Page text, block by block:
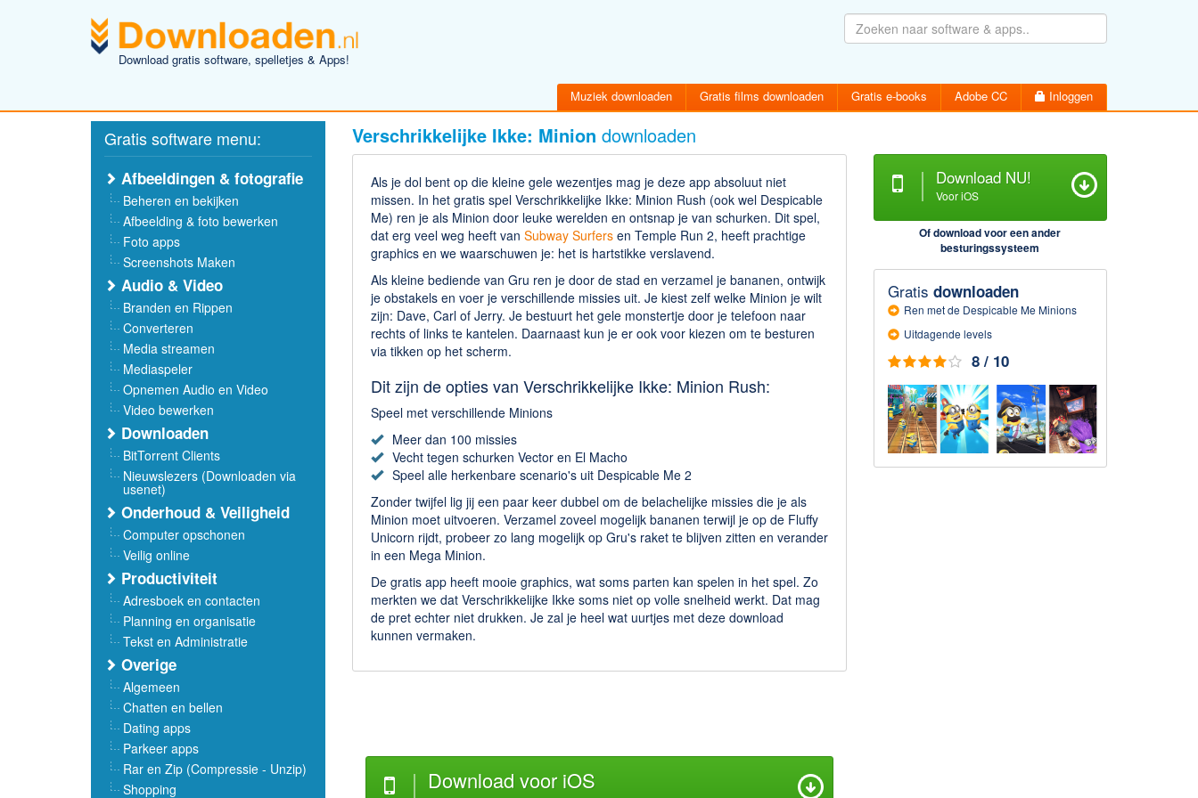
Download gratis software, spelletjes & Apps!
Muziek downloaden Gratis films downloaden Gratis e-books Adobe CC Inloggen
Inloggen
Wachtwoord vergeten
Activatiemail hersturen
Gratis software menu:
Afbeeldingen & fotografie
Beheren en bekijken
Afbeelding & foto bewerken
Foto apps
Screenshots Maken
Audio & Video
Branden en Rippen
Converteren
Media streamen
Mediaspeler
Opnemen Audio en Video
Video bewerken
Downloaden
BitTorrent Clients
Nieuwslezers (Downloaden via
usenet)
Onderhoud & Veiligheid
Computer opschonen
Veilig online
Productiviteit
Adresboek en contacten
Planning en organisatie
Tekst en Administratie
Overige
Algemeen
Chatten en bellen
Dating apps
Parkeer apps
Rar en Zip (Compressie - Unzip)
Shopping
Verschrikkelijke Ikke: Minion downloaden
Download NU!
Voor iOS
Of download voor een ander
besturingssysteem
Gratis downloaden
Ren met de Despicable Me Minions
Uitdagende levels
8 / 10
Als je dol bent op die kleine gele wezentjes mag je deze app absoluut niet
missen. In het gratis spel Verschrikkelijke Ikke: Minion Rush (ook wel Despicable
Me) ren je als Minion door leuke werelden en ontsnap je van schurken. Dit spel,
dat erg veel weg heeft van Subway Surfersen Temple Run 2, heeft prachtige
graphics en we waarschuwen je: het is hartstikke verslavend.
Als kleine bediende van Gru ren je door de stad en verzamel je bananen, ontwijk
je obstakels en voer je verschillende missies uit. Je kiest zelf welke Minion je wilt
zijn: Dave, Carl of Jerry. Je bestuurt het gele monstertje door je telefoon naar
rechts of links te kantelen. Daarnaast kun je er ook voor kiezen om te besturen
via tikken op het scherm.
Dit zijn de opties van Verschrikkelijke Ikke: Minion Rush:
Speel met verschillende Minions
Meer dan 100 missies
Vecht tegen schurken Vector en El Macho
Speel alle herkenbare scenario's uit Despicable Me 2
Zonder twijfel lig jij een paar keer dubbel om de belachelijke missies die je als
Minion moet uitvoeren. Verzamel zoveel mogelijk bananen terwijl je op de Fluffy
Unicorn rijdt, probeer zo lang mogelijk op Gru's raket te blijven zitten en verander
in een Mega Minion.
De gratis app heeft mooie graphics, wat soms parten kan spelen in het spel. Zo
merkten we dat Verschrikkelijke Ikke soms niet op volle snelheid werkt. Dat mag
de pret echter niet drukken. Je zal je heel wat uurtjes met deze download
kunnen vermaken.
Download voor iOS